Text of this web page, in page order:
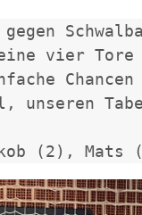
vier
unseren